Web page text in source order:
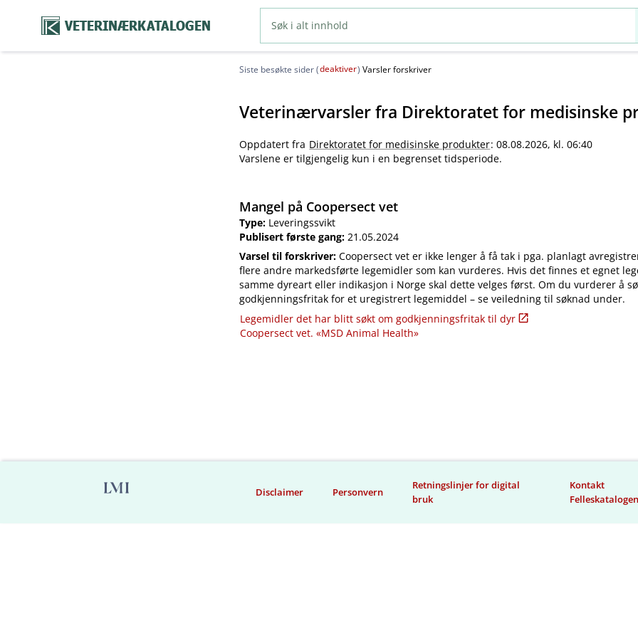
VETERINÆRKATALOGEN
Siste besøkte sider (deaktiver) Varsler forskriver
Veterinærvarsler fra Direktoratet for medisinske
Oppdatert fra Direktoratet for medisinske produkter: 08.08.2026, kl. 06:40
Varslene er tilgjengelig kun i en begrenset tidsperiode.
Mangel på Coopersect vet
Type: Leveringssvikt
Publisert første gang:21.05.2024
Varsel til forskriver:Coopersect vet er ikke lenger å få tak i pga. planlagt
flere andre markedsførte legemidler som kan vurderes. Hvis det finnes et egnet
samme dyreart eller indikasjon i Norge skal dette velges først. Om du vurderer å
godkjenningsfritak for et uregistrert legemiddel – se veiledning til søknad under.
Legemidler det har blitt søkt om godkjenningsfritak til dyr
Coopersect vet. «MSD Animal Health»
Disclaimer Personvern
Retningslinjer for digital
bruk
Kontakt
Felleskatalogen